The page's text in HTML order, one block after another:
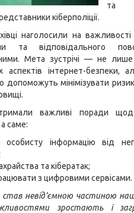
та
кіберполіції.
наголосили на
та відповідального
Мета зустрічі — не лише
аспектів інтернет-безпеки,
допоможуть мінімізувати
важливі поради
саме:
особисту інформацію від
та кібератак;
з цифровими сервісами.
став невід’ємною частиною
зростають і